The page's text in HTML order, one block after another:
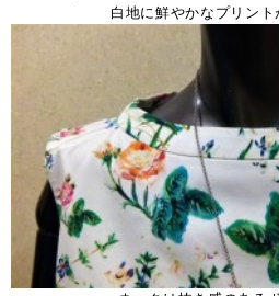
白地に鮮やかなプリント